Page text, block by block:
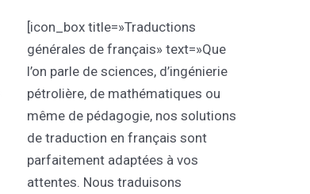
[icon_box title=»Traductions
générales de français» text=»Que
l’on parle de sciences, d’ingénierie
pétrolière, de mathématiques ou
même de pédagogie, nos solutions
de traduction en français sont
parfaitement adaptées à vos
attentes. Nous traduisons